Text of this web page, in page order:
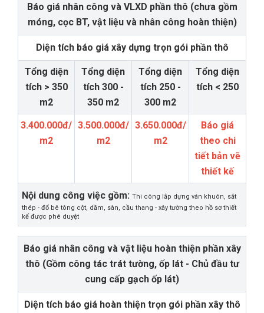
Báo giá nhân công và VLXD phần thô (chưa gồm
móng, cọc BT, vật liệu và nhân công hoàn thiện)
Diện tích báo giá xây dựng trọn gói phần thô
Tổng diện
tích > 350
m2
Tổng diện
tích 300 -
350 m2
Tổng diện
tích 250 -
300 m2
Tổng diện
tích < 250
3.400.000đ/
m2
3.500.000đ/
m2
3.650.000đ/
m2
Báo giá
theo chi
tiết bản vẽ
thiết kế
Nội dung công việc gồm: Thi công lắp dựng ván khuôn, sắt
thép - đổ bê tông cột, dầm, sàn, cầu thang - xây tường theo hồ sơ thiết
kế được phê duyệt
Báo giá nhân công và vật liệu hoàn thiện phần xây
thô (Gồm công tác trát tường, ốp lát - Chủ đầu tư
cung cấp gạch ốp lát)
Diện tích báo giá hoàn thiện trọn gói phần xây thô